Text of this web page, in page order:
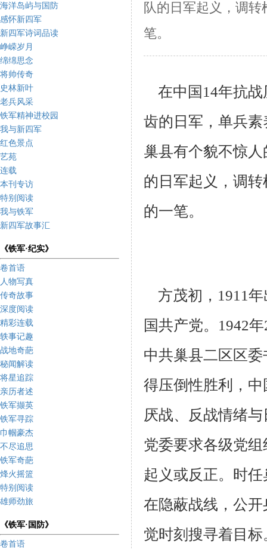
海洋岛屿与国防
感怀新四军
新四军诗词品读
峥嵘岁月
绵绵思念
将帅传奇
史林新叶
老兵风采
铁军精神进校园
我与新四军
红色景点
艺苑
连载
本刊专访
特别阅读
我与铁军
新四军故事汇
《铁军·纪实》
卷首语
人物写真
传奇故事
深度阅读
精彩连载
轶事记趣
战地奇葩
秘闻解读
将星追踪
亲历者述
铁军撷英
铁军寻踪
巾帼豪杰
不尽追思
铁军奇葩
烽火摇篮
特别阅读
雄师劲旅
《铁军·国防》
卷首语
队的日军起义，调转
笔。
在中国14年抗战
齿的日军，单兵
巢县有个貌不惊人
的日军起义，调
的一笔。
方茂初，1911年
国共产党。1942
中共巢县二区区委
得压倒性胜利，
厌战、反战情绪
党委要求各级党
起义或反正。时任
在隐蔽战线，公
觉时刻搜寻着目标